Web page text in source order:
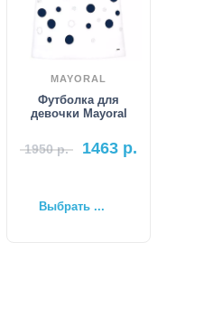
MAYORAL
Футболка для
девочки Mayoral
1950р. 1463 р.
Выбрать ...